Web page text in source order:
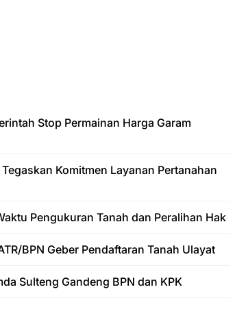
Stop Permainan Harga Garam
Komitmen Layanan Pertanahan
Pengukuran Tanah dan Peralihan Hak
BPN Geber Pendaftaran Tanah Ulayat
Sulteng Gandeng BPN dan KPK